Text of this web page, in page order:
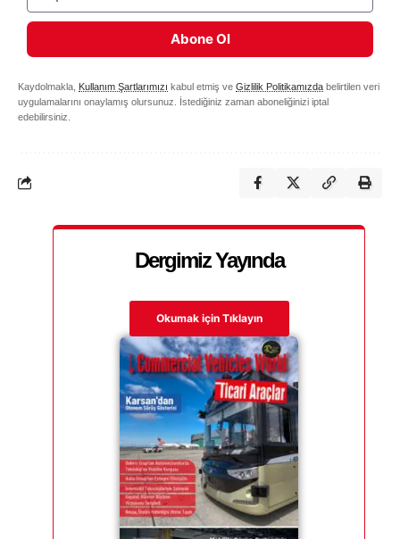
Abone Ol
Kaydolmakla, Kullanım Şartlarımızı kabul etmiş ve Gizlilik Politikamızda belirtilen veri
uygulamalarını onaylamış olursunuz. İstediğiniz zaman aboneliğinizi iptal
edebilirsiniz.
Dergimiz Yayında
Okumak için Tıklayın